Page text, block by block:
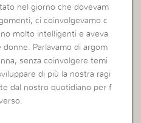
nel giorno che dovevam
ci coinvolgevamo c
molto intelligenti e aveva
Parlavamo di argom
senza coinvolgere temi
di più la nostra ragi
dal nostro quotidiano per f